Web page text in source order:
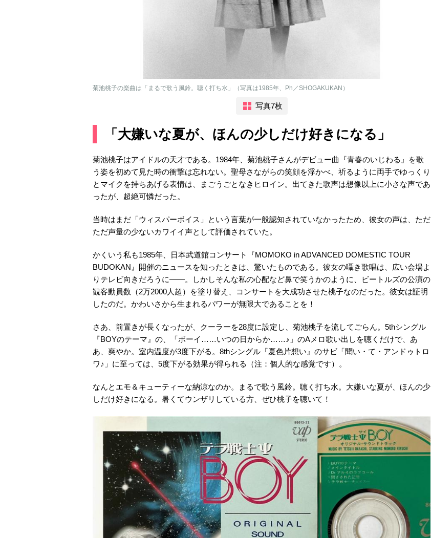
菊池桃子の楽曲は「まるで歌う風鈴。聴く打ち水」（写真は1985年、Ph／SHOGAKUKAN）
写真7枚
「大嫌いな夏が、ほんの少しだけ好きになる」
菊池桃子はアイドルの天才である。1984年、菊池桃子さんがデビュー曲『青春のいじわる』を歌
う姿を初めて見た時の衝撃は忘れない。聖母さながらの笑顔を浮かべ、祈るように両手でゆっくり
とマイクを持ちあげる表情は、まごうごとなきヒロイン。出てきた歌声は想像以上に小さな声であ
ったが、超絶可憐だった。
当時はまだ「ウィスパーボイス」という言葉が一般認知されていなかったため、彼女の声は、ただ
ただ声量の少ないカワイイ声として評価されていた。
かくいう私も1985年、日本武道館コンサート『MOMOKO in ADVANCED DOMESTIC TOUR
BUDOKAN』開催のニュースを知ったときは、驚いたものである。彼女の囁き歌唱は、広い会場よ
りテレビ向きだろうに——。しかしそんな私の心配など鼻で笑うかのように、ビートルズの公演の
観客動員数（2万2000人超）を塗り替え、コンサートを大成功させた桃子なのだった。彼女は証明
したのだ。かわいさから生まれるパワーが無限大であることを！
さあ、前置きが長くなったが、クーラーを28度に設定し、菊池桃子を流してごらん。5thシングル
『BOYのテーマ』の、「ボーイ……いつの日からか……♪」のAメロ歌い出しを聴くだけで、あ
あ、爽やか。室内温度が3度下がる。8thシングル『夏色片想い』のサビ「聞い・て・アンドゥトロ
ワ♪」に至っては、5度下がる効果が得られる（注：個人的な感覚です）。
なんとエモ＆キューティーな納涼なのか。まるで歌う風鈴。聴く打ち水。大嫌いな夏が、ほんの少
しだけ好きになる。暑くてウンザリしている方、ぜひ桃子を聴いて！